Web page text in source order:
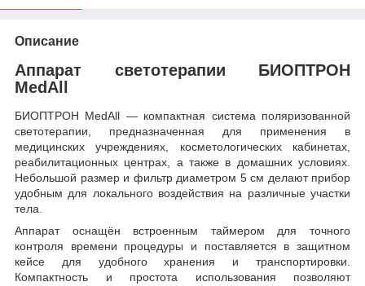
Описание
Аппарат светотерапии БИОПТРОН
MedAll
БИОПТРОН MedAll — компактная система поляризованной
светотерапии, предназначенная для применения в
медицинских учреждениях, косметологических кабинетах,
реабилитационных центрах, а также в домашних условиях.
Небольшой размер и фильтр диаметром 5 см делают прибор
удобным для локального воздействия на различные участки
тела.
Аппарат оснащён встроенным таймером для точного
контроля времени процедуры и поставляется в защитном
кейсе для удобного хранения и транспортировки.
Компактность и простота использования позволяют